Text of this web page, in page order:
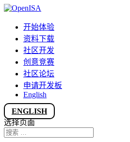
开始体验
资料下载
社区开发
创意竞赛
社区论坛
申请开发板
English
ENGLISH
选择页面